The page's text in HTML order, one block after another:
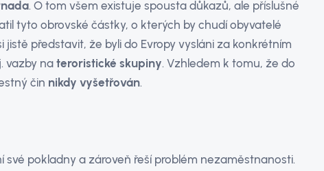
. O tom všem existuje spousta důkazů, ale příslušné
tyto obrovské částky, o kterých by chudí obyvatelé
představit, že byli do Evropy vysláni za konkrétním
vazby nateroristické skupiny. Vzhledem k tomu, že do
čin nikdy vyšetřován.
pokladny a zároveň řeší problém nezaměstnanosti.